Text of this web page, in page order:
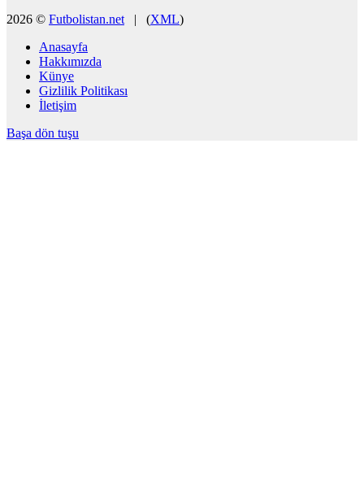
2026 © Futbolistan.net | (XML)
Anasayfa
Hakkımızda
Künye
Gizlilik Politikası
İletişim
Başa dön tuşu